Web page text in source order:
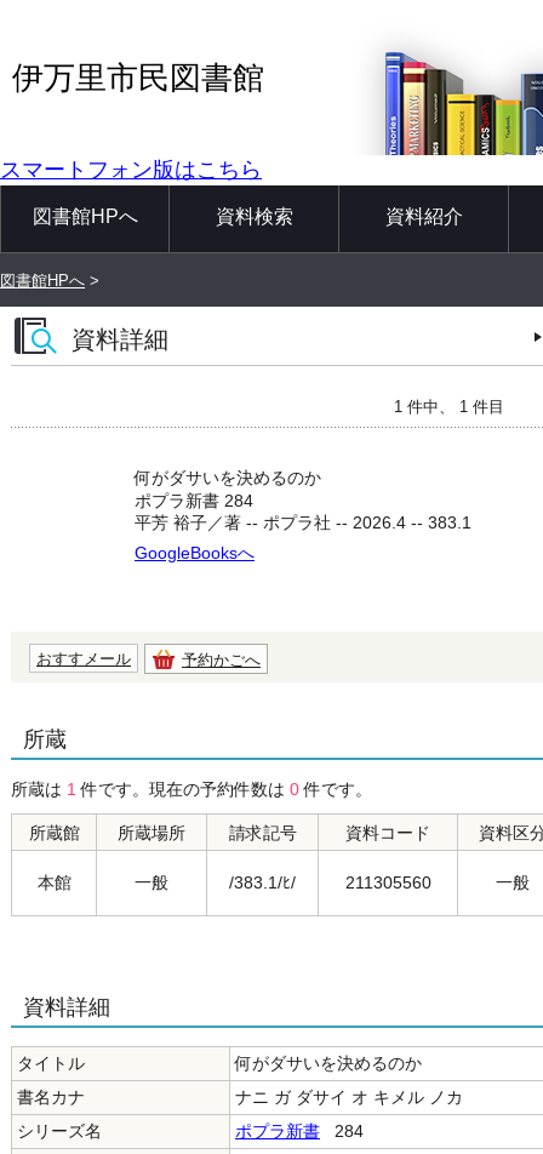
伊万里市民図書館
スマートフォン版はこちら
図書館HPへ 資料検索 資料紹介
図書館HPへ >
資料詳細
1 件中、 1 件目
何がダサいを決めるのか
ポプラ新書 284
平芳 裕子／著 -- ポプラ社 -- 2026.4 -- 383.1
GoogleBooksへ
おすすメール 予約かごへ
所蔵
所蔵は 1 件です。現在の予約件数は 0件です。
所蔵館 所蔵場所 請求記号 資料コード 資料区
本館 一般 /383.1/ﾋ/ 211305560 一般
資料詳細
タイトル
何がダサいを決めるのか
書名カナ
ナニ ガ ダサイ オ キメル ノカ
シリーズ名
ポプラ新書 284